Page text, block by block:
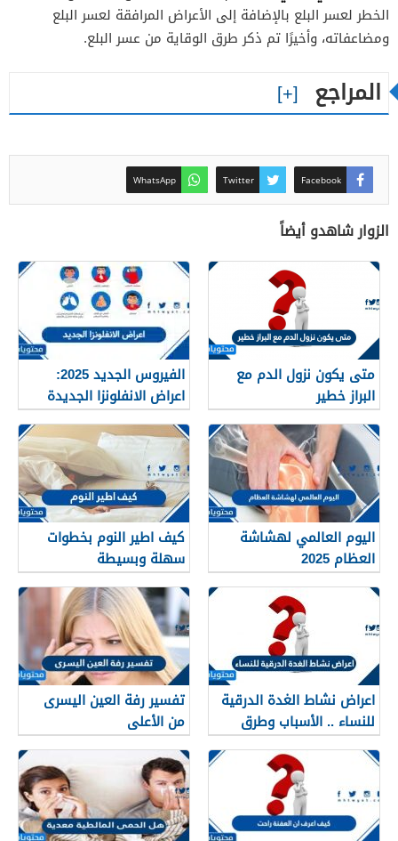
الخطر لعسر البلع بالإضافة إلى الأعراض المرافقة لعسر البلع
ومضاعفاته، وأخيرًا تم ذكر طرق الوقاية من عسر البلع.
المراجع
Facebook
Twitter
WhatsApp
الزوار شاهدو أيضاً
متى يكون نزول الدم مع
البراز خطير
الفيروس الجديد 2025:
اعراض الانفلونزا الجديدة
وطرق العلاج
اليوم العالمي لهشاشة
العظام 2025
كيف اطير النوم بخطوات
سهلة وبسيطة
اعراض نشاط الغدة الدرقية
للنساء .. الأسباب وطرق
العلاج
تفسير رفة العين اليسرى
من الأعلى